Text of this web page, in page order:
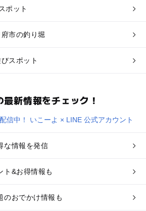
ポット
市の釣り堀
スポット
新情報をチェック！
な情報を発信
ト&お得情報も
のおでかけ情報も